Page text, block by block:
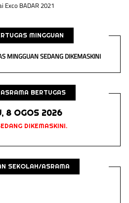
Exco BADAR 2021
MINGGUAN
MINGGUAN SEDANG DIKEMASKINI
BERTUGAS
8 OGOS 2026
DIKEMASKINI.
SEKOLAH/ASRAMA